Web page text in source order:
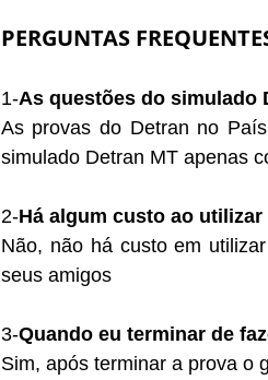
PERGUNTAS
1-As questões do simulado
As provas do Detran no
simulado Detran MT apenas
2-Há algum custo ao
Não, não há custo em
seus amigos
3-Quando eu terminar de
Sim, após terminar a prova o